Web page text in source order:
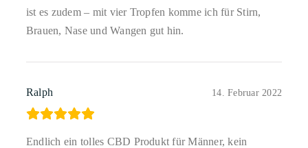
ist es zudem – mit vier Tropfen komme ich für Stirn,
Brauen, Nase und Wangen gut hin.
Ralph 14. Februar 2022
Endlich ein tolles CBD Produkt für Männer, kein